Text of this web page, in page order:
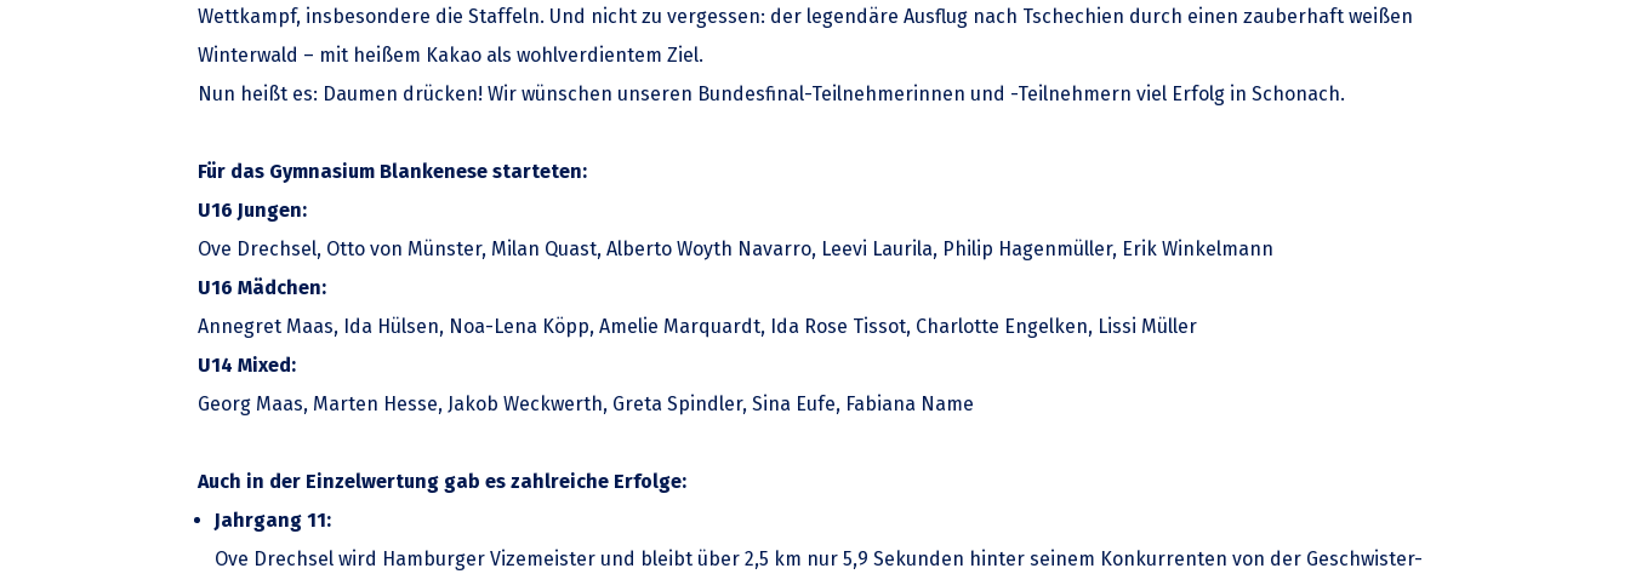
Wettkampf, insbesondere die Staffeln. Und nicht zu vergessen: der legendäre Ausflug nach Tschechien durch einen zauberhaft weißen
Winterwald – mit heißem Kakao als wohlverdientem Ziel.
Nun heißt es: Daumen drücken! Wir wünschen unseren Bundesfinal-Teilnehmerinnen und -Teilnehmern viel Erfolg in Schonach.
Für das Gymnasium Blankenese starteten:
U16 Jungen:
Ove Drechsel, Otto von Münster, Milan Quast, Alberto Woyth Navarro, Leevi Laurila, Philip Hagenmüller, Erik Winkelmann
U16 Mädchen:
Annegret Maas, Ida Hülsen, Noa-Lena Köpp, Amelie Marquardt, Ida Rose Tissot, Charlotte Engelken, Lissi Müller
U14 Mixed:
Georg Maas, Marten Hesse, Jakob Weckwerth, Greta Spindler, Sina Eufe, Fabiana Name
Auch in der Einzelwertung gab es zahlreiche Erfolge:
Jahrgang 11:
Ove Drechsel wird Hamburger Vizemeister und bleibt über 2,5 km nur 5,9 Sekunden hinter seinem Konkurrenten von der Geschwister-